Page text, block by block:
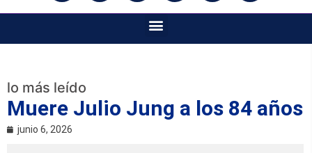
lo más leído
Muere Julio Jung a los 84 años
junio 6, 2026